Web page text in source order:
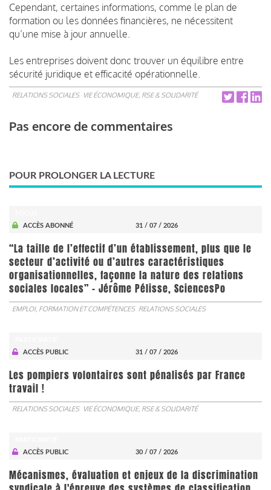
Cependant, certaines informations, comme le plan de
formation ou les données financières, ne nécessitent
qu’une mise à jour annuelle.
Les entreprises doivent donc trouver un équilibre entre
sécurité juridique et efficacité opérationnelle.
RELATIONS SOCIALES VIE ÉCONOMIQUE, RSE & SOLIDARITÉ
Pas encore de commentaires
POUR PROLONGER LA LECTURE
ACCÈS ABONNÉ
31 / 07 / 2026
“La taille de l’effectif d’un établissement, plus que le
secteur d’activité ou d’autres caractéristiques
organisationnelles, façonne la nature des relations
sociales locales” - Jérôme Pélisse, SciencesPo
EMPLOI, FORMATION ET COMPÉTENCES RELATIONS SOCIALES
ACCÈS PUBLIC
31 / 07 / 2026
Les pompiers volontaires sont pénalisés par France
travail !
RELATIONS SOCIALES VIE ÉCONOMIQUE, RSE & SOLIDARITÉ
ACCÈS PUBLIC
30 / 07 / 2026
Mécanismes, évaluation et enjeux de la discrimination